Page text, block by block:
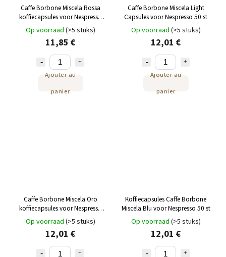
Caffe Borbone Miscela Rossa
koffiecapsules voor Nespresso
50 st
Op voorraad (>5 stuks)
11,85 €
Ajouter au
panier
Caffe Borbone Miscela Light
Capsules voor Nespresso 50 st
Op voorraad (>5 stuks)
12,01 €
Ajouter au
panier
Caffe Borbone Miscela Oro
koffiecapsules voor Nespresso
50 st
Op voorraad (>5 stuks)
12,01 €
Koffiecapsules Caffe Borbone
Miscela Blu voor Nespresso 50 st
Op voorraad (>5 stuks)
12,01 €